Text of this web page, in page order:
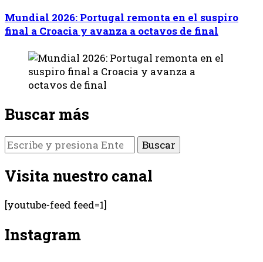
Mundial 2026: Portugal remonta en el suspiro
final a Croacia y avanza a octavos de final
Buscar más
¿Buscas
algo?
Visita nuestro canal
[youtube-feed feed=1]
Instagram